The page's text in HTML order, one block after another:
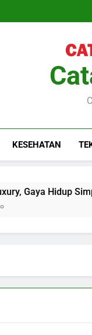
KESEHATAN
Gaya Hidup